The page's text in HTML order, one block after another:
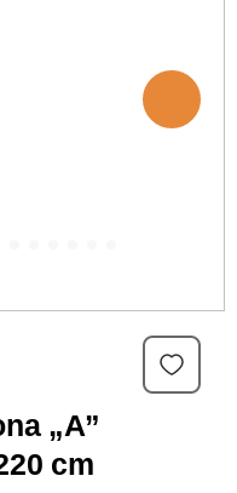
„A”
cm